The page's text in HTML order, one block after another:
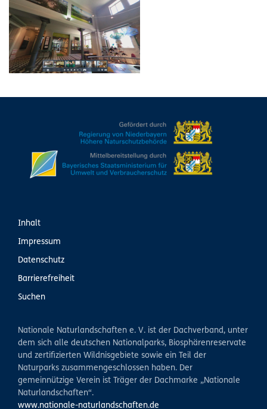
Inhalt
Impressum
Datenschutz
Barrierefreiheit
Suchen
Nationale Naturlandschaften e. V. ist der Dachverband, unter
dem sich alle deutschen Nationalparks, Biosphärenreservate
und zertifizierten Wildnisgebiete sowie ein Teil der
Naturparks zusammengeschlossen haben. Der
gemeinnützige Verein ist Träger der Dachmarke „Nationale
Naturlandschaften“.
www.nationale-naturlandschaften.de